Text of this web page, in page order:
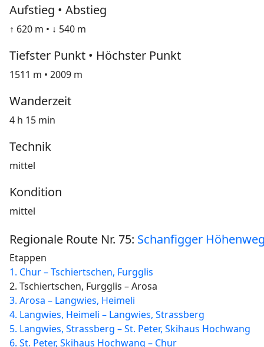
Aufstieg • Abstieg
↑ 620 m • ↓ 540 m
Tiefster Punkt • Höchster Punkt
1511 m • 2009 m
Wanderzeit
4 h 15 min
Technik
mittel
Kondition
mittel
Regionale Route Nr. 75: Schanfigger
Etappen
1. Chur – Tschiertschen, Furgglis
2. Tschiertschen, Furgglis – Arosa
3. Arosa – Langwies, Heimeli
4. Langwies, Heimeli – Langwies, Strassberg
5. Langwies, Strassberg – St. Peter, Skihaus Hochwang
6. St. Peter, Skihaus Hochwang – Chur